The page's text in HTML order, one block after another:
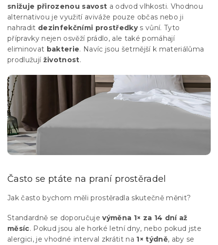
snižuje přirozenou savost a odvod vlhkosti. Vhodnou
alternativou je využití aviváže pouze občas nebo ji
nahradit dezinfekčními prostředkys vůní. Tyto
přípravky nejen osvěží prádlo, ale také pomáhají
eliminovat bakterie. Navíc jsou šetrnější k materiálůma
prodlužují životnost.
Často se ptáte na praní prostěradel
Jak často bychom měli prostěradla skutečně měnit?
Standardně se doporučujevýměna 1× za 14 dní až
měsíc. Pokud jsou ale horké letní dny, nebo pokud jste
alergici, je vhodné interval zkrátit na 1× týdně, aby se